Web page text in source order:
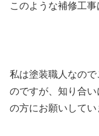
このような補修工事
私は塗装職人なの
のですが、知り合
の方にお願いしてい